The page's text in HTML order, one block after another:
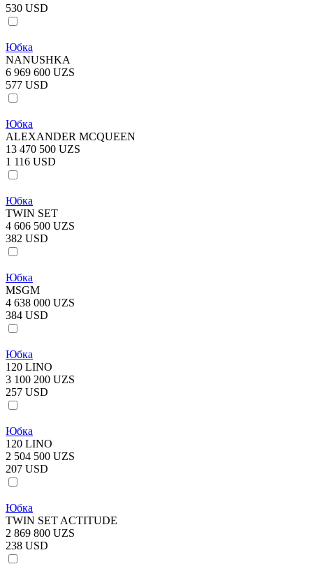
530 USD
Юбка
NANUSHKA
6 969 600 UZS
577 USD
Юбка
ALEXANDER MCQUEEN
13 470 500 UZS
1 116 USD
Юбка
TWIN SET
4 606 500 UZS
382 USD
Юбка
MSGM
4 638 000 UZS
384 USD
Юбка
120 LINO
3 100 200 UZS
257 USD
Юбка
120 LINO
2 504 500 UZS
207 USD
Юбка
TWIN SET ACTITUDE
2 869 800 UZS
238 USD